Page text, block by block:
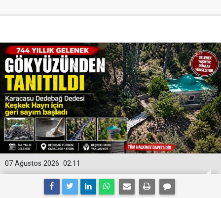
02:11
07 Ağustos 2026